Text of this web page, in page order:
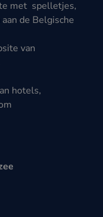
met spelletjes,
de Belgische
van
hotels,